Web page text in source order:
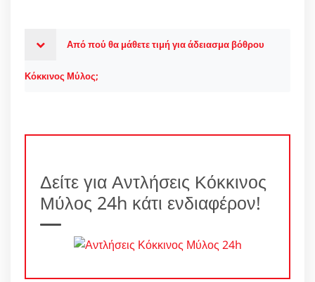
Από πού θα μάθετε τιμή για άδειασμα βόθρου
Κόκκινος Μύλος;
Δείτε για Αντλήσεις Κόκκινος
Μύλος 24h κάτι ενδιαφέρον!